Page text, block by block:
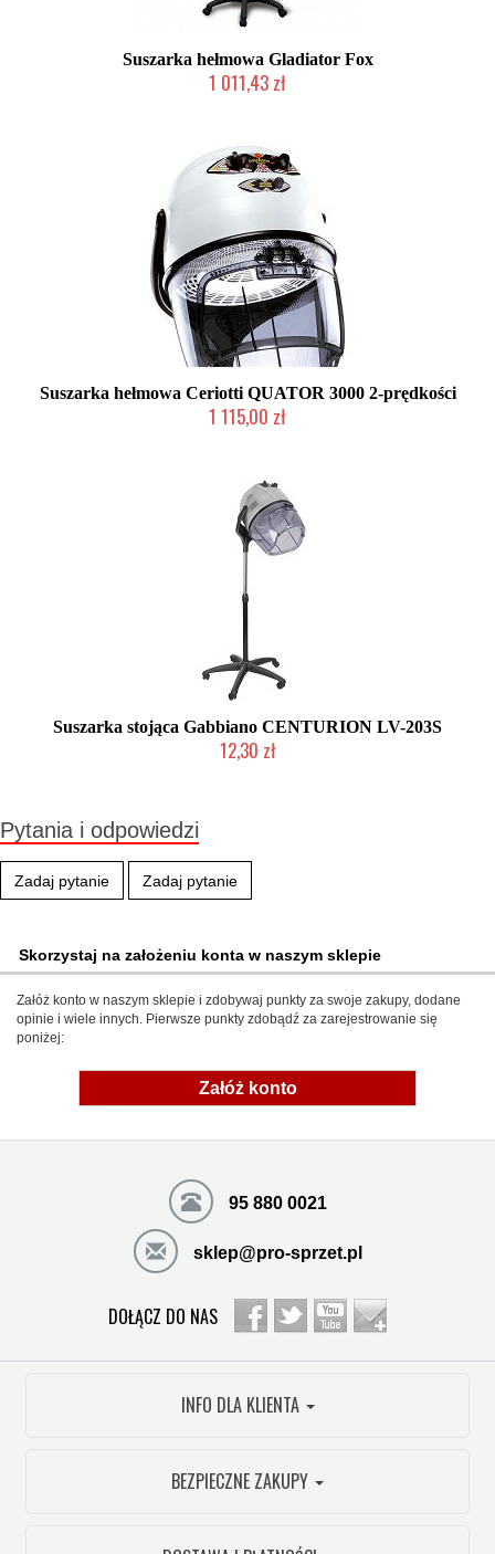
Suszarka hełmowa Gladiator Fox
1 011,43 zł
Suszarka hełmowa Ceriotti QUATOR 3000 2-prędkości
1 115,00 zł
Suszarka stojąca Gabbiano CENTURION LV-203S
12,30 zł
Pytania i odpowiedzi
Zadaj pytanie Zadaj pytanie
Skorzystaj na założeniu konta w naszym sklepie
Załóż konto w naszym sklepie i zdobywaj punkty za swoje zakupy, dodane
opinie i wiele innych. Pierwsze punkty zdobądź za zarejestrowanie się
poniżej:
Załóż konto
95 880 0021
sklep@pro-sprzet.pl
DOŁĄCZ DO NAS
INFO DLA KLIENTA
BEZPIECZNE ZAKUPY